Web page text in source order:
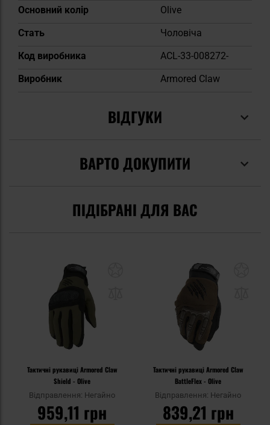
Основний колір
Olive
Cтать
Чоловіча
Код виробника
ACL-33-008272-
Виробник
Armored Claw
ВІДГУКИ
ВАРТО ДОКУПИТИ
ПІДІБРАНІ ДЛЯ ВАС
Тактичні рукавиці Armored Claw
Shield - Olive
Відправлення: Негайно
959,11 грн
Тактичні рукавиці Armored Claw
BattleFlex - Olive
Відправлення: Негайно
839,21 грн